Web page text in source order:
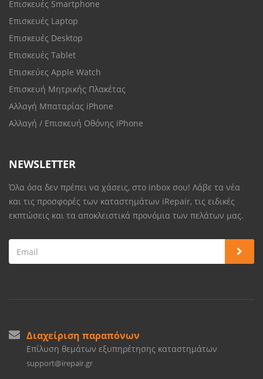
Επισκευές Smartphone
Επισκευές Laptop
Επισκευές Desktop
Επισκευές Tablet
Επισκεύες Apple Watch
Επισκευή Μητρικής Πλακέτας
Αλλαγή Μπαταρίας iPhone
Αλλαγή / Επισκευή Οθόνης iPhone
NEWSLETTER
Όλα όσα δεν πρέπει να χάσεις, στο inbox σου! Λάβε τα νέα
και τις προσφορές των καταστημάτων iRepair, τις ειδικές
εκπτώσεις και τα αποκλειστικά προνόμια των πελάτων μας.
Διαχείριση παραπόνων
Επίλυση θεμάτων εξυπηρέτησης καταστημάτων
support@irepair.gr